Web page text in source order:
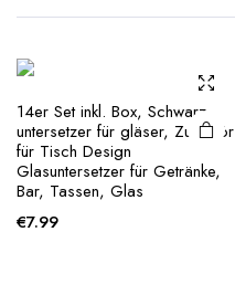
14er Set inkl. Box, Schwarz
untersetzer für gläser, Zubehör
für Tisch Design
Glasuntersetzer für Getränke,
Bar, Tassen, Glas
€7.99